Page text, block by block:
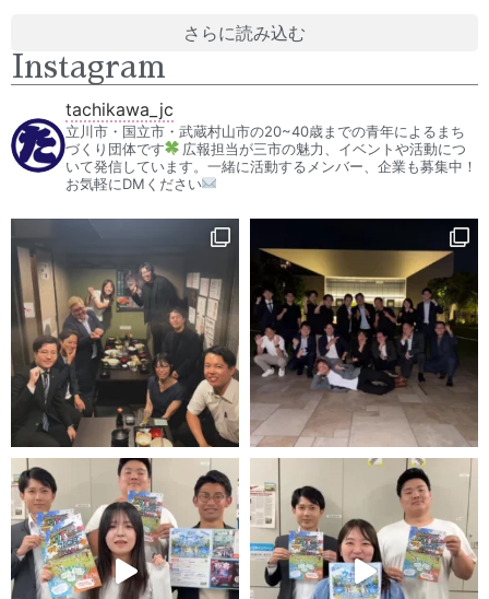
さらに読み込む
Instagram
tachikawa_jc
立川市・国立市・武蔵村山市の20~40歳までの青年によるまち
づくり団体です
広報担当が三市の魅力、イベントや活動につ
いて発信しています。一緒に活動するメンバー、企業も募集中！
お気軽にDMください